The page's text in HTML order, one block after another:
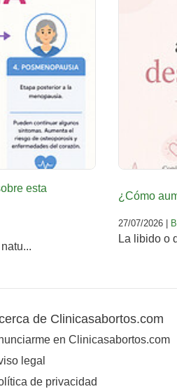
esta
¿Cómo
27/07/2026 |
La libido o
de Clinicasabortos.com
en Clinicasabortos.com
legal
de privacidad